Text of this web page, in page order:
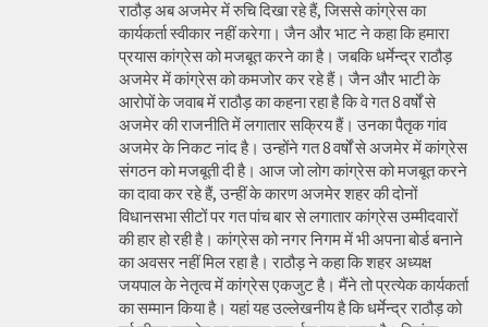
राठौड़ अब अजमेर में रुचि दिखा रहे हैं, जिससे कांग्रेस का
कार्यकर्ता स्वीकार नहीं करेगा। जैन और भाट ने कहा कि हमारा
प्रयास कांग्रेस को मजबूत करने का है। जबकि धर्मेन्द्र राठौड़
अजमेर में कांग्रेस को कमजोर कर रहे हैं। जैन और भाटी के
आरोपों के जवाब में राठौड़ का कहना रहा है कि वे गत 8 वर्षों से
अजमेर की राजनीति में लगातार सक्रिय हैं। उनका पैतृक गांव
अजमेर के निकट नांद है। उन्होंने गत 8 वर्षों से अजमेर में कांग्रेस
संगठन को मजबूती दी है। आज जो लोग कांग्रेस को मजबूत करने
का दावा कर रहे हैं, उन्हीं के कारण अजमेर शहर की दोनों
विधानसभा सीटों पर गत पांच बार से लगातार कांग्रेस उम्मीदवारों
की हार हो रही है। कांग्रेस को नगर निगम में भी अपना बोर्ड बनाने
का अवसर नहीं मिल रहा है। राठौड़ ने कहा कि शहर अध्यक्ष
जयपाल के नेतृत्व में कांग्रेस एकजुट है। मैंने तो प्रत्येक कार्यकर्ता
का सम्मान किया है। यहां यह उल्लेखनीय है कि धर्मेन्द्र राठौड़ को